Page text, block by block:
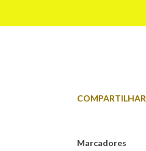
COMPARTILHAR
Marcadores